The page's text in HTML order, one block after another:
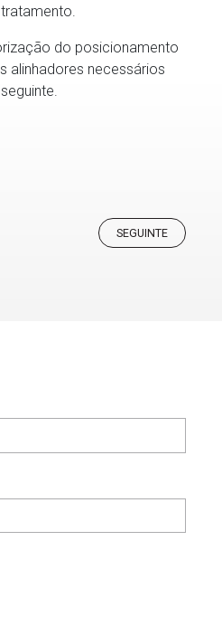
do posicionamento
alinhadores necessários
SEGUINTE